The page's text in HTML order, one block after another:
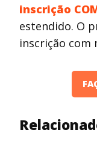
inscrição
estendido. O
inscrição com